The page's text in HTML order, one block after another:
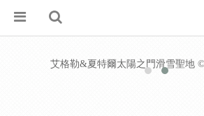
艾格勒&夏特爾太陽之門滑雪聖地